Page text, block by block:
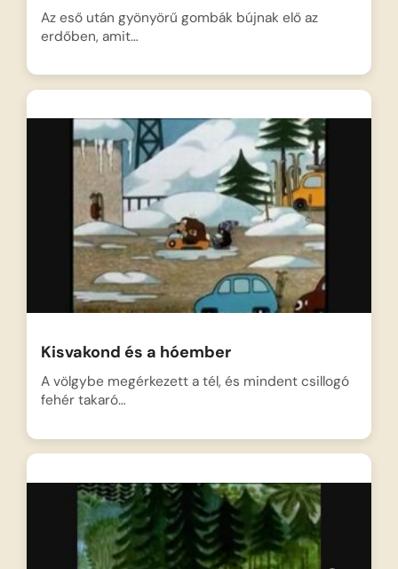
Az eső után gyönyörű gombák bújnak elő az
erdőben, amit…
Kisvakond és a hóember
A völgybe megérkezett a tél, és mindent csillogó
fehér takaró…